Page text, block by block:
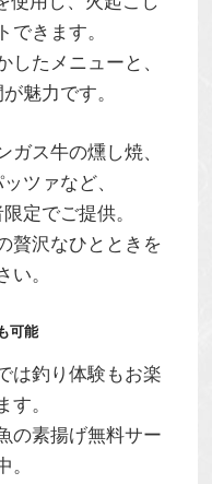
できます。
したメニューと、
魅力です。
ガス牛の燻し焼、
ツァなど、
定でご提供。
贅沢なひとときを
い。
可能
は釣り体験 もお楽
す。
の素揚げ無料サー
。